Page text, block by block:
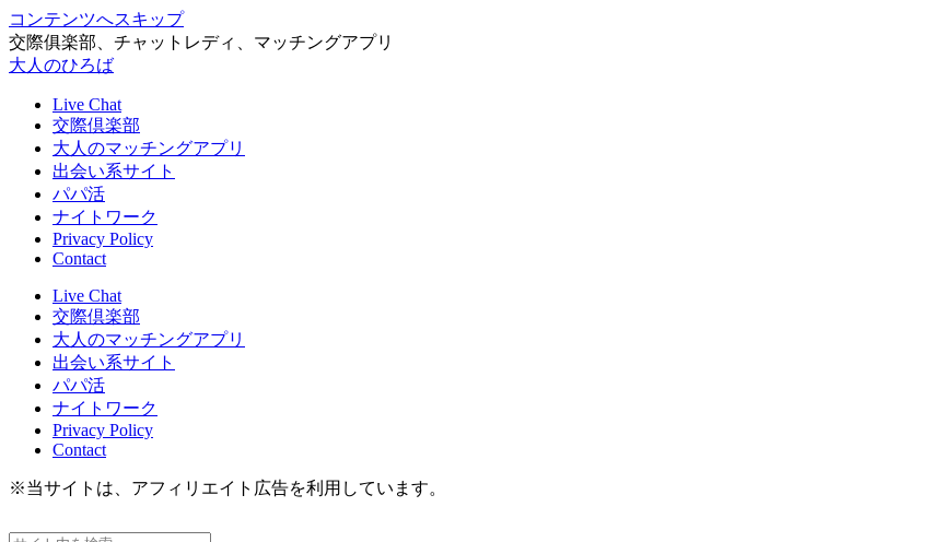
コンテンツへスキップ
交際俱楽部、チャットレディ、マッチングアプリ
大人のひろば
Live Chat
交際倶楽部
大人のマッチングアプリ
出会い系サイト
パパ活
ナイトワーク
Privacy Policy
Contact
Live Chat
交際倶楽部
大人のマッチングアプリ
出会い系サイト
パパ活
ナイトワーク
Privacy Policy
Contact
※当サイトは、アフィリエイト広告を利用しています。